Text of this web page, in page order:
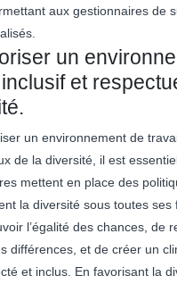
aux gestionnaires de
un
et
un environnement de
de la diversité, il est
mettent en place des
la diversité sous toutes ses
l’égalité des chances, de
différences, et de créer un
et inclus. En favorisant la